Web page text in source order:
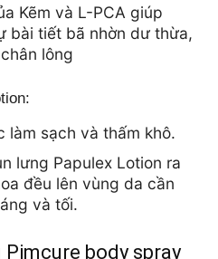
Kẽm và L-PCA giúp
bài tiết bã nhờn dư thừa,
lông
làm sạch và thấm khô.
lưng Papulex Lotion ra
đều lên vùng da cần
và tối.
body spray